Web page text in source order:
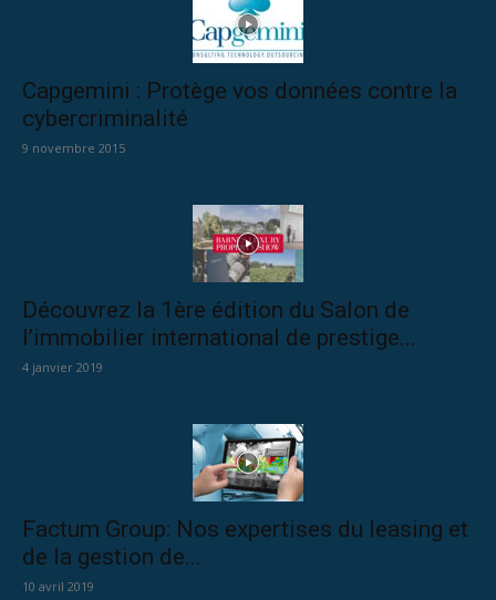
Capgemini : Protège vos données contre la
cybercriminalité
9 novembre 2015
Découvrez la 1ère édition du Salon de
l’immobilier international de prestige...
4 janvier 2019
Factum Group: Nos expertises du leasing et
de la gestion de...
10 avril 2019